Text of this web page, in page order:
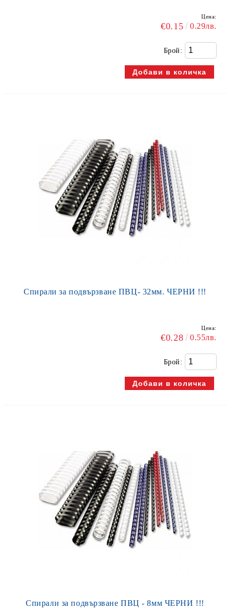
Цена:
€0.15 0.29лв.
Брой:
Спирали за подвързване ПВЦ- 32мм. ЧЕРНИ !!!
Цена:
€0.28 0.55лв.
Брой:
Спирали за подвързване ПВЦ - 8мм ЧЕРНИ !!!